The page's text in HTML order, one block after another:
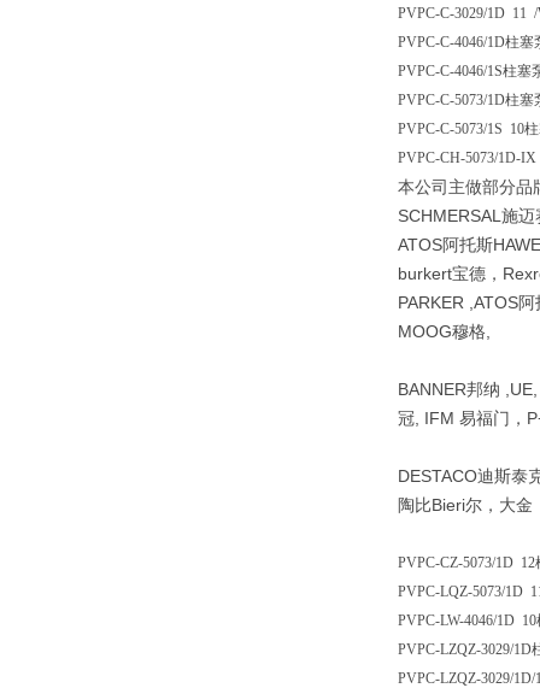
PVPC-C-3029/1D 11
PVPC-C-4046/1D柱塞
PVPC-C-4046/1S柱塞
PVPC-C-5073/1D柱塞
PVPC-C-5073/1S 10
PVPC-CH-5073/1D-
本公司主做部分品
SCHMERSAL施
ATOS阿托斯
burkert宝德，
PARKER ,ATOS
MOOG穆格,
BANNER邦纳
冠, IFM 易福门，
DESTACO迪斯泰
陶比Bieri尔，大金
PVPC-CZ-5073/1D
PVPC-LQZ-5073/1D
PVPC-LW-4046/1D
PVPC-LZQZ-3029/1D
PVPC-LZQZ-3029/